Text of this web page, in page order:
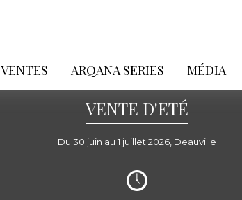
VENTES ARQANA SERIES MÉDIA
VENTE D'ETÉ
Du 30 juin au 1 juillet 2026, Deauville